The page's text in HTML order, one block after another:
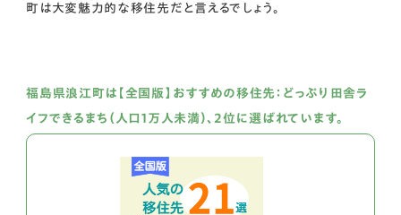
町は大変魅力的な移住先だと言えるでしょう。
福島県浪江町は【全国版】おすすめの移住先：どっぷり田舎ラ
イフできるまち（人口1万人未満）、2位に選ばれています。